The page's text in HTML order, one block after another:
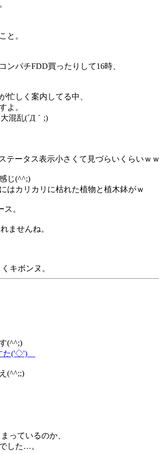
と。
パチFDD買ったりして16時、
忙しく案内してる中、
よ。
混乱(´Д｀;)
テータス表示小さくて見づらいくらいｗｗ
じ(^^;)
はカリカリに枯れた植物と植木鉢がｗ
。
ませんね。
キボンヌ。
(^^;)
た('◇')ゞ
(^^;;)
っているのか、
した…。